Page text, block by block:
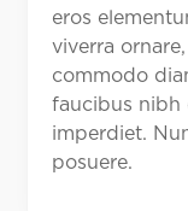
eros
viverra
commodo
faucibus nibh
imperdiet.
posuere.